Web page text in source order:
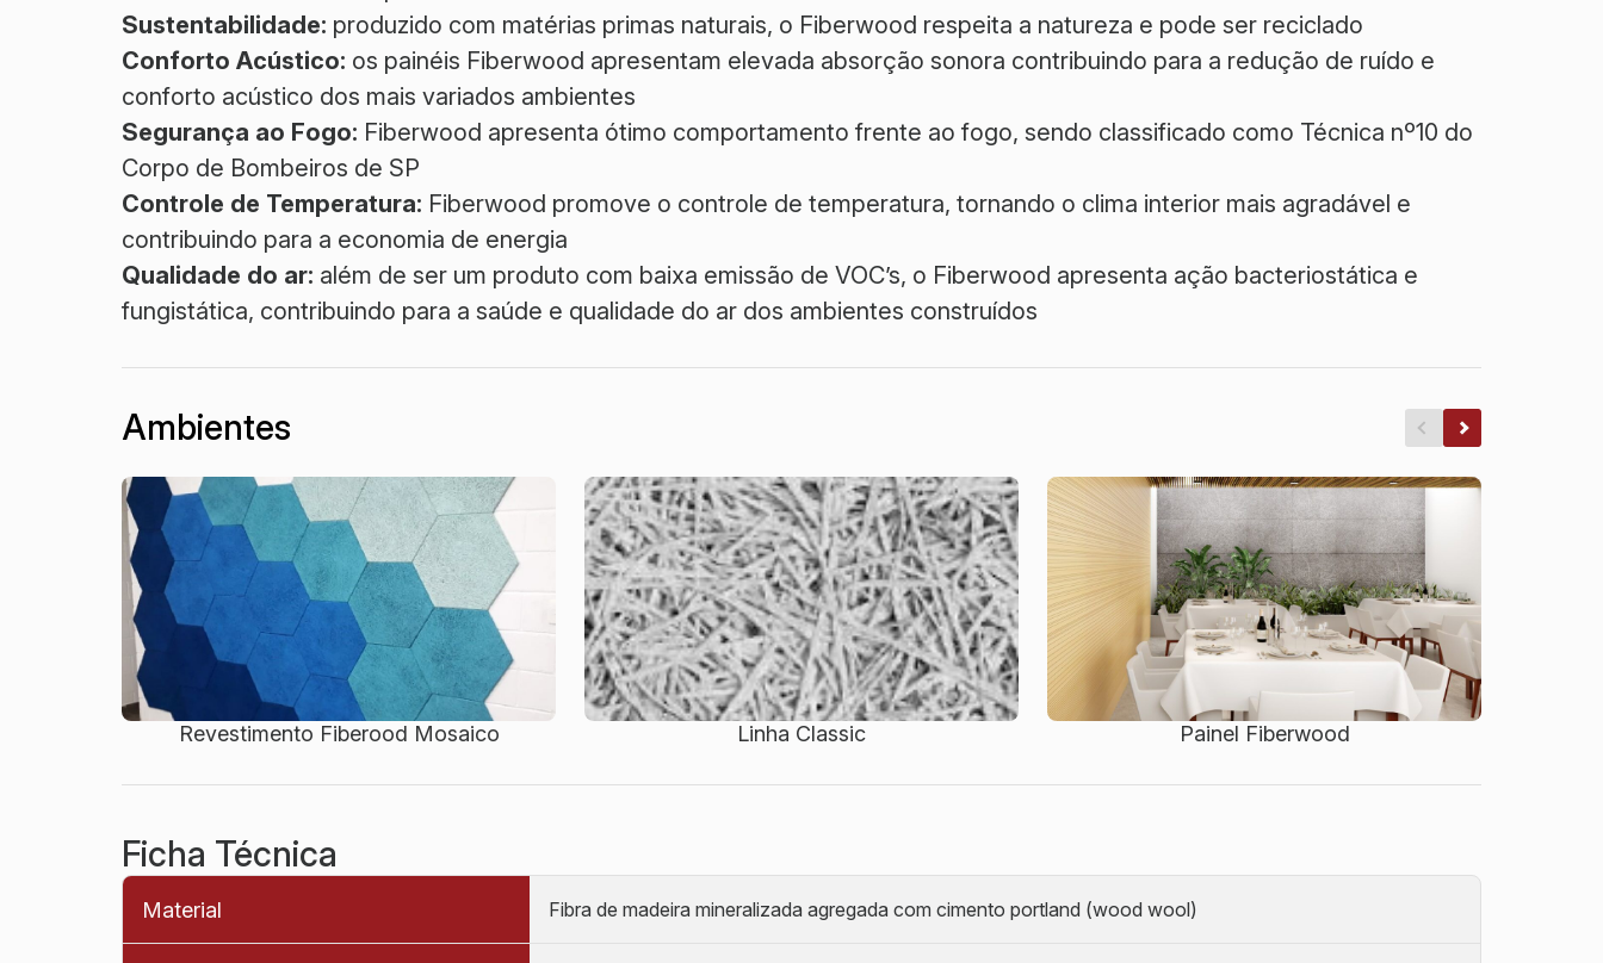
Sustentabilidade: produzido com matérias primas naturais, o Fiberwood respeita a natureza e pode ser reciclado
Conforto Acústico: os painéis Fiberwood apresentam elevada absorção sonora contribuindo para a redução de ruído e
conforto acústico dos mais variados ambientes
Segurança ao Fogo: Fiberwood apresenta ótimo comportamento frente ao fogo, sendo classificado como Técnica nº10 do
Corpo de Bombeiros de SP
Controle de Temperatura: Fiberwood promove o controle de temperatura, tornando o clima interior mais agradável e
contribuindo para a economia de energia
Qualidade do ar: além de ser um produto com baixa emissão de VOC’s, o Fiberwood apresenta ação bacteriostática e
fungistática, contribuindo para a saúde e qualidade do ar dos ambientes construídos
Ambientes
Revestimento Fiberood Mosaico Linha Classic Painel Fiberwood
Ficha Técnica
Material Fibra de madeira mineralizada agregada com cimento portland (wood wool)